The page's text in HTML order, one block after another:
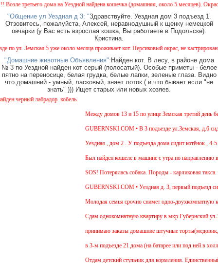
третьего дома на Уездной найдена кошечка (домашняя, около 5 месяцев). Окрас -
"Общение ул Уездная д 3: "Здравствуйте. Уездная дом 3 подъезд 1.
Отзовитесь, пожалуйста, Алексей, неравнодушный к щенку немецкой
овчарки (у Вас есть взрослая кошка, Вы работаете в Подольске).
Кристина.
ул. Земская 5 уже около месяца проживает кот. Персиковый окрас, не кастрирован,
"Домашние животные Объявления": Найден кот. В лесу, в районе дома
№ 3 по Уездной найден кот серый (полосатый). Особые приметы - белое
пятно на переносице, белая грудка, белые лапки, зеленые глаза. Видно
что домашний - умный, ласковый, знает лоток ( и что бывает если "не
знать" ))) Ищет старых или новых хозяев.
черный лабрадор. кобель.
Между домов 13 и 15 по улице Земская третий день
GUBERNSKI.COM • В 3 подъезде ул.Земская, д.6
Уездная , дом 2 . У подъезда дома сидит котёнок , 4-
Был найден кошеле в машине с утра по направлению
SOS! Потерялась собака. Породы - карликовая
GUBERNSKI.COM • Уездная д. 3, первый
Молодая семья срочно снимет одно-двухкомнатную
Cдам однокомнатную квартиру в мкр.Губернский
принимаю заказы домашние штучные торты(медовик,
в 3-м подъезде 21 дома (на батарее или под ней в
Отдам детский стульчик для кормления.